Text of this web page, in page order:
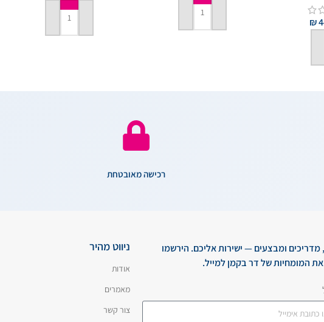
₪ הוספה לסל הוספה לסל
רכישה מאובטחת
מדריכים ומבצעים — ישירות אליכם. הירשמו
את המומחיות של דר בקמן למייל.
ניווט מהיר
אודות
מאמרים
צור קשר